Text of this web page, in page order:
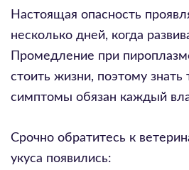
Настоящая опасность
несколько дней, когда
Промедление при
стоить жизни, поэтому
симптомы обязан каждый
Срочно обратитесь к
укуса появились: